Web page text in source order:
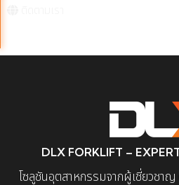
DLX FORKLIFT –
โซลูชันอุตสาหกรรมจากผู้เชี่ยวชา